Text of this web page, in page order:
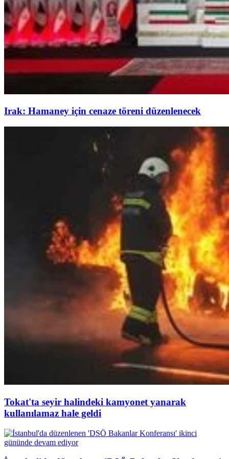
Irak: Hamaney için cenaze töreni düzenlenecek
Tokat'ta seyir halindeki kamyonet yanarak
kullanılamaz hale geldi